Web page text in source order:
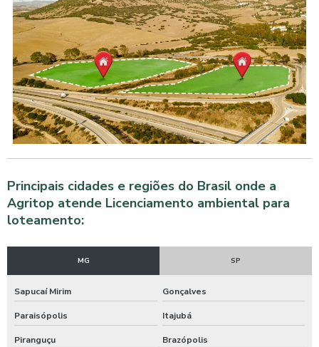
Principais cidades e regiões do Brasil onde a
Agritop atende Licenciamento ambiental para
loteamento:
MG SP
Sapucaí Mirim Gonçalves
Paraisópolis Itajubá
Piranguçu
Brazópolis